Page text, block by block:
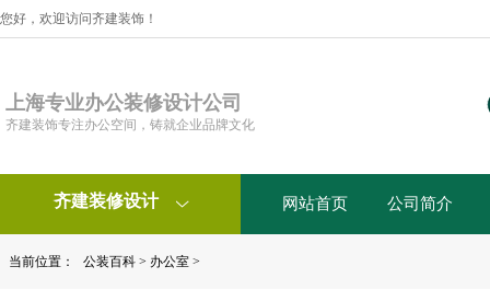
您好，欢迎访问齐建装饰！
上海专业办公装修设计公司
齐建装饰专注办公空间，铸就企业品牌文化
齐建装修设计  网站首页 公司简介
当前位置： 公装百科 > 办公室 >